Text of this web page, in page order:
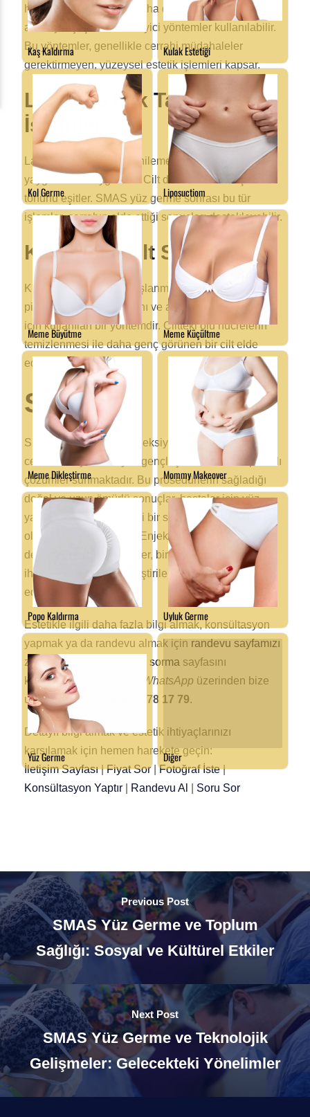
hastalar için sonuçları daha da optimize etmek
amacıyla çeşitli destekleyici yöntemler kullanılabilir.
Bu yöntemler, genellikle cerrahi müdahaleler
gerektirmeyen, yüzeysel estetik işlemleri kapsar.
Lazer ve Işık Tabanlı
İşlemler
Lazer teknolojisi, cilt yenileme ve leke tedavilerinde
yaygın olarak uygulanır. Cilt dokusunu sıkılaştırır ve
tonunu eşitler. SMAS yüz germe sonrası bu tür
işlemler, cerrahın elde ettiği sonuçları destekleyebilir.
Kimyasal Cilt Soyma
Kimyasal cilt soyma, yaşlanma belirtilerini,
pigmentasyon sorunlarını ve akne izlerini azaltmak
için kullanılan bir yöntemdir. Ciltteki ölü hücrelerin
temizlenmesi ile daha genç görünen bir cilt elde
edilir.
Sonuç
SMAS yüz germe ve enjeksiyon teknikleri, estetik
cerrahi dünyasında yüz gençleştirme adına kapsamlı
çözümler sunmaktadır. Bu prosedürlerin sağladığı
doğal ve uzun ömürlü sonuçlar, hastalar için yüz
yaşlanmasına karşı etkili bir savunma mekanizması
olarak öne çıkmaktadır. Enjeksiyon teknikleri ile
desteklenen bu yöntemler, bireysel hasta
ihtiyaçlarına göre özelleştirilebilir ve kombine
edilebilir.
Estetikle ilgili daha fazla bilgi almak, konsültasyon
yapmak ya da randevu almak için randevu sayfamızı
ziyaret edebilir veya
soru sorma sayfasını
kullanabilirsiniz. Ayrıca,
WhatsApp üzerinden bize
ulaşabilirsiniz:
+90 507 178 17 79.
Detaylı bilgi almak ve estetik ihtiyaçlarınızı
karşılamak için hemen harekete geçin:
İletişim Sayfası|Fiyat Sor|Fotoğraf İste|
Konsültasyon Yaptır
Randevu Al Soru Sor
Previous Post
SMAS Yüz Germe ve Toplum
Sağlığı: Sosyal ve Kültürel Etkiler
Next Post
SMAS Yüz Germe ve Teknolojik
Gelişmeler: Gelecekteki Yönelimler